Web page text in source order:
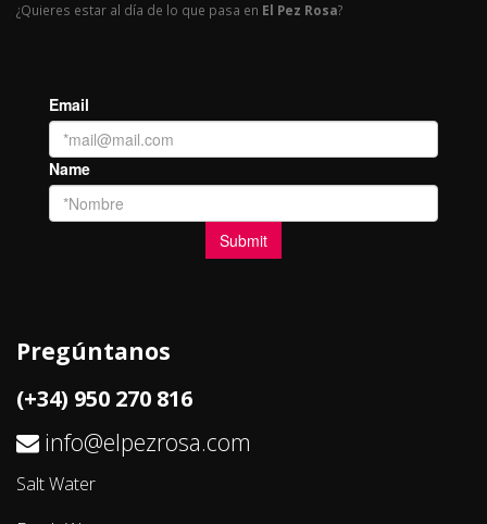
¿Quieres estar al día de lo que pasa en El Pez Rosa?
Pregúntanos
(+34) 950 270 816
info@elpezrosa.com
Salt Water